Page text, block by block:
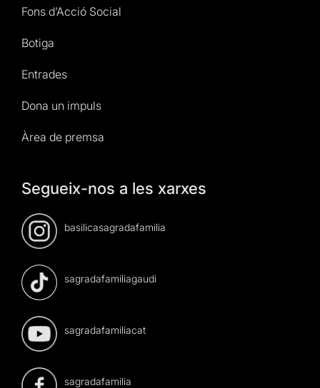
Fons d’Acció Social
Botiga
Entrades
Dona un impuls
Àrea de premsa
Segueix-nos a les xarxes
basilicasagradafamilia
sagradafamiliagaudi
sagradafamiliacat
sagradafamilia